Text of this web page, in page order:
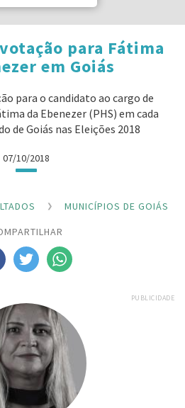
para Fátima
em Goiás
para o candidato ao cargo de
da Ebenezer (PHS) em cada
de Goiás nas Eleições 2018
07/10/2018
MUNICÍPIOS DE GOIÁS
PUBLICIDADE